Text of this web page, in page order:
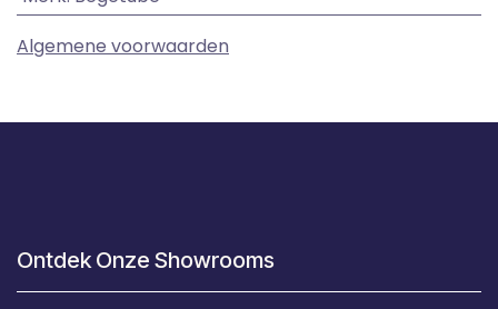
Algemene voorwaarden
Ontdek Onze Showrooms